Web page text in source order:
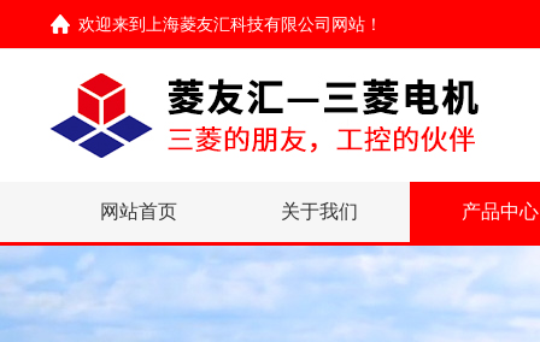
欢迎来到 上海菱友汇科技有限公司网站 ！
网站首页 关于我们 产品中心